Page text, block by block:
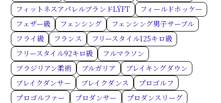
フィットネスアパレルブランドLÝFT
フィールドホッケー
フェザー級
フェンシング
フェンシング男子サーブル
フライ級
フランス
フリースタイル125キロ級
フリースタイル92キロ級
フルマラソン
ブラジリアン柔術
ブルガリア
ブレイキングダウン
ブレイクダンサー
ブレイクダンス
プロゴルフ
プロゴルファー
プロダンサー
プロダンスリーグ